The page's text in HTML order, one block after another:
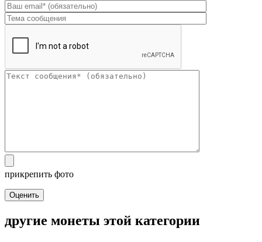
прикрепить фото
Оценить
другие монеты этой категории